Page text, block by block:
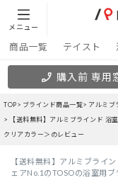
メニュー
商品一覧 テイスト
購入前 専用
TOP ブラインド商品一覧
アルミブ
【送料無料】アルミブラインド 浴
クリアカラー＞のレビュー
【送料無料】アルミブライ
ェアNo.1のTOSOの浴室用